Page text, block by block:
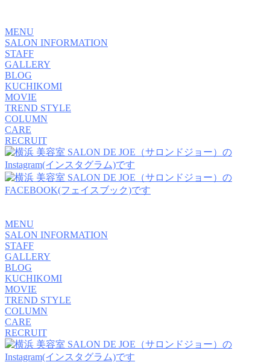
MENU
SALON INFORMATION
STAFF
GALLERY
BLOG
KUCHIKOMI
MOVIE
TREND STYLE
COLUMN
CARE
RECRUIT
MENU
SALON INFORMATION
STAFF
GALLERY
BLOG
KUCHIKOMI
MOVIE
TREND STYLE
COLUMN
CARE
RECRUIT